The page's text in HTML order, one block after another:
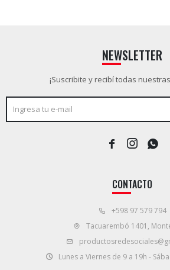
CONTACTO
+598 97 579 794
Tacuarembó 1401,
Lunes a Viernes de 9 a 19h -
NEWSLETTER
¡Suscribite y recibí todas
  